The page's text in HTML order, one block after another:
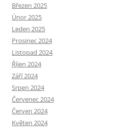
Březen 2025
Únor 2025
Leden 2025
Prosinec 2024
Listopad 2024
Říjen 2024
Září 2024
Srpen 2024
Červenec 2024
Červen 2024
Květen 2024